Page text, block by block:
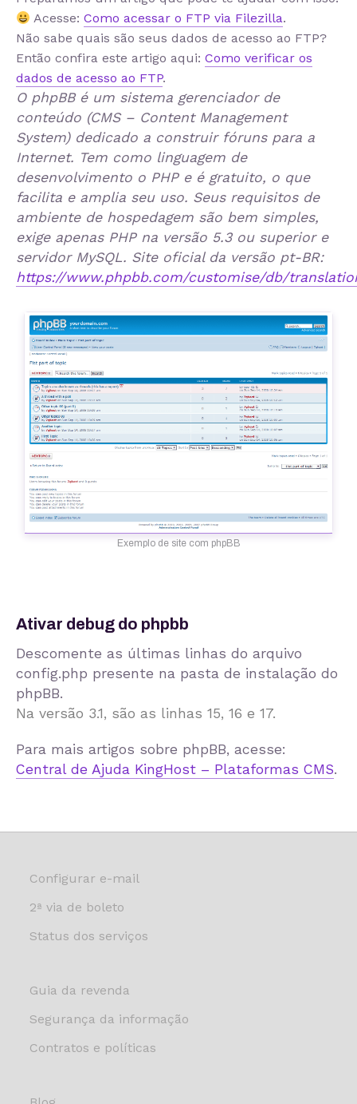
Acesse:Como acessar o FTP via Filezilla.
Não sabe quais são seus dados de acesso ao FTP?
Então confira este artigo aqui: Como verificar os
dados de acesso ao FTP.
O phpBB é um sistema gerenciador de
conteúdo (CMS – Content Management
System) dedicado a construir fóruns para a
Internet. Tem como linguagem de
desenvolvimento o PHP e é gratuito, o que
facilita e amplia seu uso. Seus requisitos de
ambiente de hospedagem são bem simples,
exige apenas PHP na versão 5.3 ou superior e
servidor MySQL. Site oficial da versão pt-BR:
https://www.phpbb.com/customise/db/
Exemplo de site com phpBB
Ativar debug do phpbb
Descomente as últimas linhas do arquivo
config.php presente na pasta de instalação do
phpBB.
Na versão 3.1, são as linhas 15, 16 e 17.
Para mais artigos sobre phpBB, acesse:
Central de Ajuda KingHost – Plataformas CMS.
Configurar e-mail
2ª via de boleto
Status dos serviços
Guia da revenda
Segurança da informação
Contratos e políticas